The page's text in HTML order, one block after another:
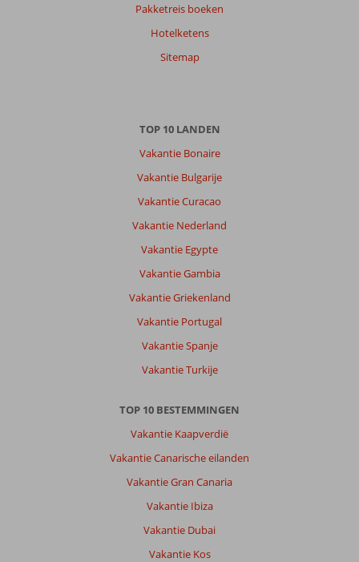
Pakketreis boeken
Hotelketens
Sitemap
TOP 10 LANDEN
Vakantie Bonaire
Vakantie Bulgarije
Vakantie Curacao
Vakantie Nederland
Vakantie Egypte
Vakantie Gambia
Vakantie Griekenland
Vakantie Portugal
Vakantie Spanje
Vakantie Turkije
TOP 10 BESTEMMINGEN
Vakantie Kaapverdië
Vakantie Canarische eilanden
Vakantie Gran Canaria
Vakantie Ibiza
Vakantie Dubai
Vakantie Kos